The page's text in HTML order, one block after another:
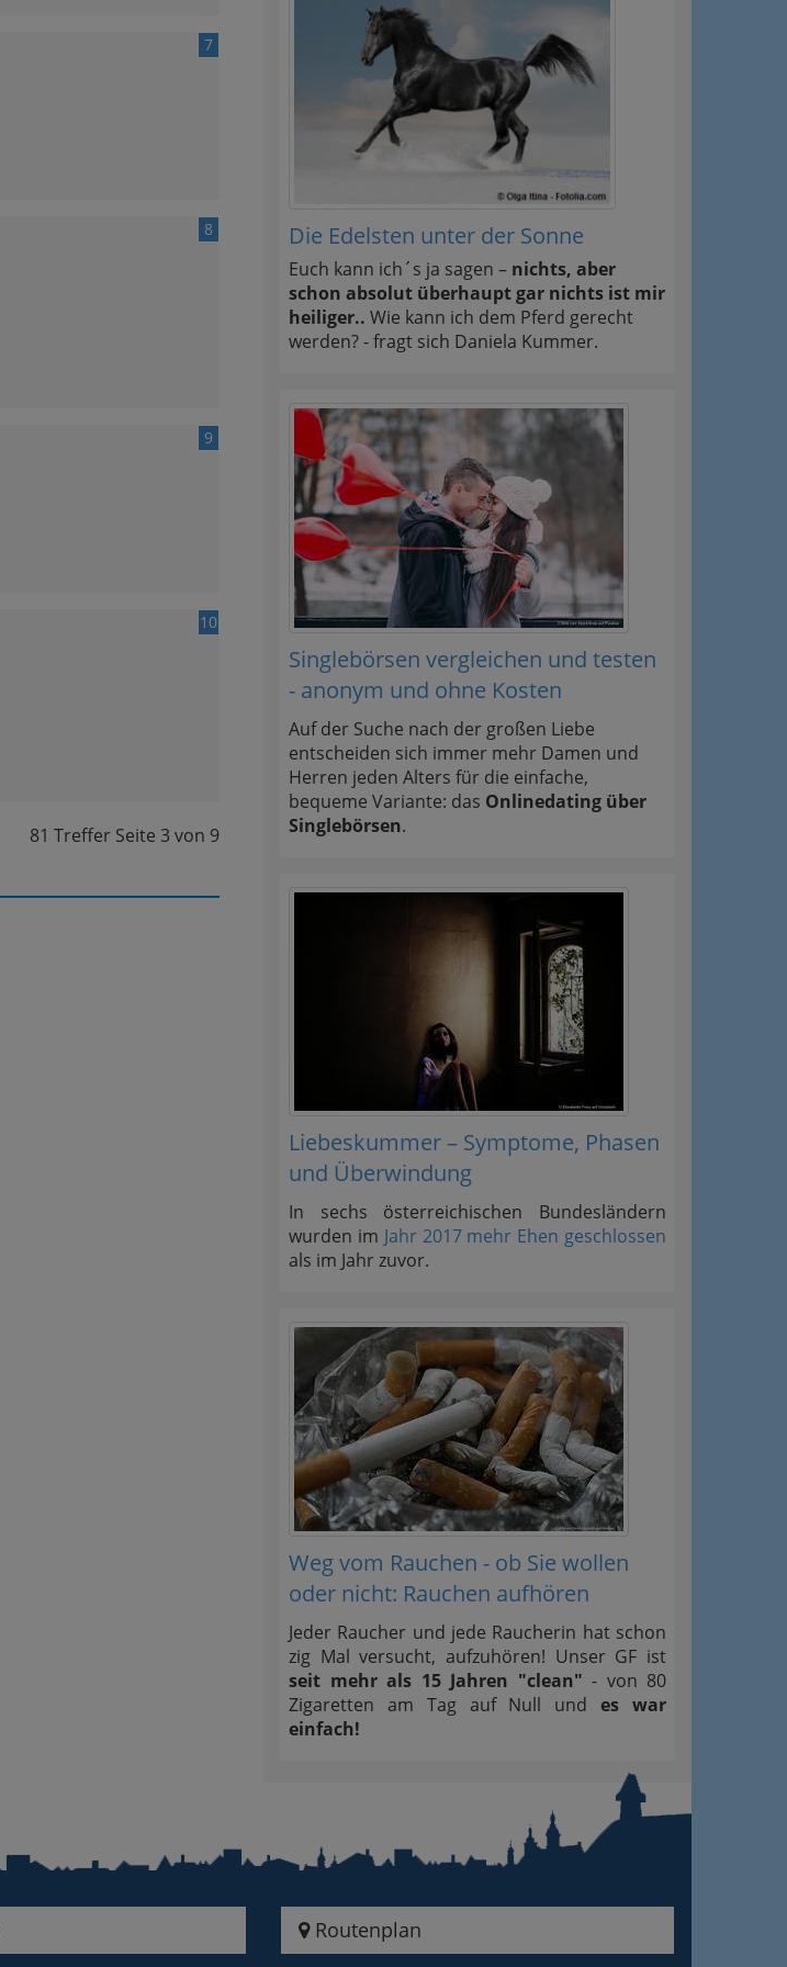
7
8
9
10
81 Treffer Seite 3 von 9
Die Edelsten unter der Sonne
Euch kann ich´s ja sagen – nichts, aber
schon absolut überhaupt gar nichts ist mir
heiliger.. Wie kann ich dem Pferd gerecht
werden? - fragt sich Daniela Kummer.
Singlebörsen vergleichen und testen
- anonym und ohne Kosten
Auf der Suche nach der großen Liebe
entscheiden sich immer mehr Damen und
Herren jeden Alters für die einfache,
bequeme Variante: das Onlinedating über
Singlebörsen.
Liebeskummer – Symptome, Phasen
und Überwindung
In sechs österreichischen Bundesländern
wurden im Jahr 2017 mehr Ehen geschlossen
als im Jahr zuvor.
Weg vom Rauchen - ob Sie wollen
oder nicht: Rauchen aufhören
Jeder Raucher und jede Raucherin hat schon
zig Mal versucht, aufzuhören! Unser GF ist
seit mehr als 15 Jahren "clean" - von 80
Zigaretten am Tag auf Null undes war
einfach!
Routenplan